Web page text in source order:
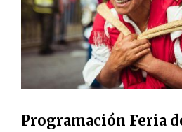
Programación Feria